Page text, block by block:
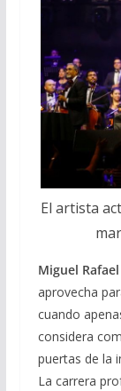
El artista
Miguel
aprovecha
cuando
considera
puertas de la
La carrera